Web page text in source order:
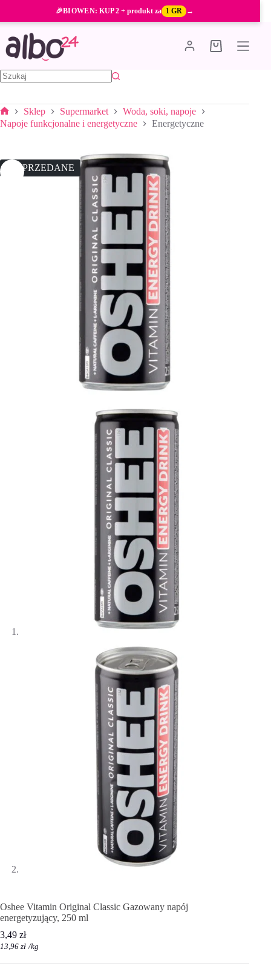
treści
🎉BIOWEN: KUP 2 + produkt za 1 GR →
Koszyk
Strona
główna
Sklep Supermarket
Woda, soki, napoje
Napoje funkcjonalne i energetyczne
Energetyczne
WYPRZEDANE
Oshee Vitamin Original Classic Gazowany napój
energetyzujący, 250 ml
3,49 zł
13,96 zł /kg